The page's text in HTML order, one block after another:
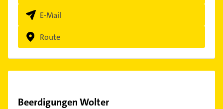
E-Mail
Route
Beerdigungen Wolter